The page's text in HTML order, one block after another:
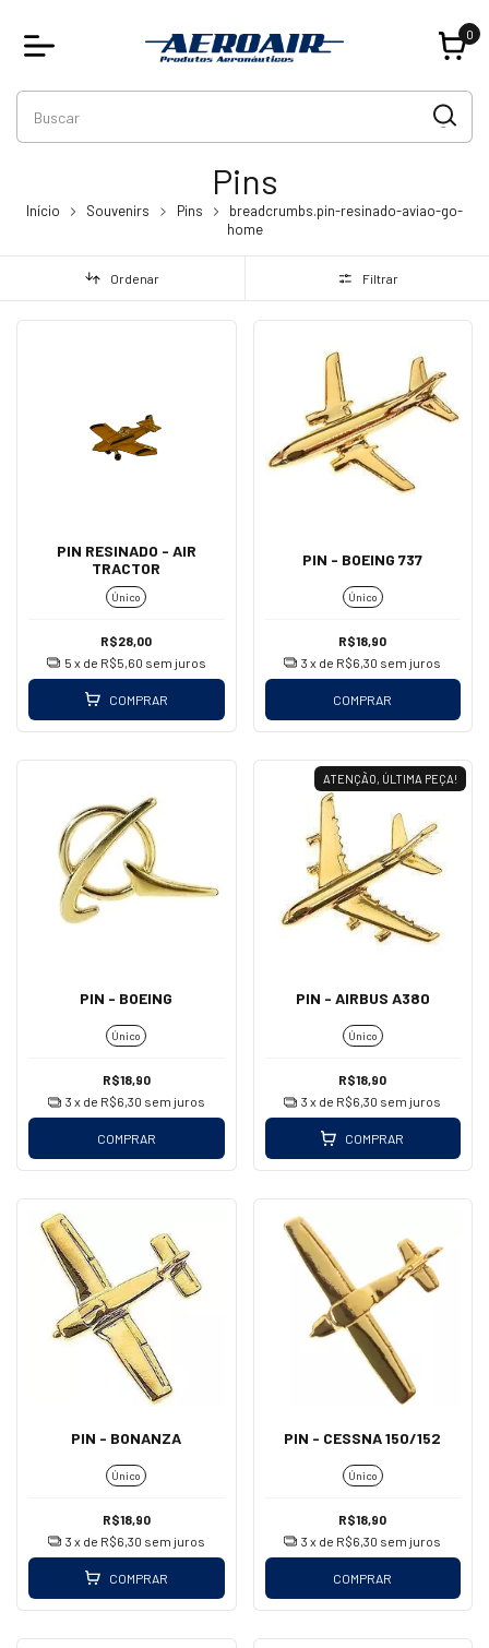
0
Pins
Início Souvenirs Pins
breadcrumbs.pin-resinado-aviao-go-
home
Ordenar Filtrar
PIN RESINADO - AIR
TRACTOR
Único
R$28,00
5 x de R$5,60 sem juros
COMPRAR
PIN - BOEING 737
Único
R$18,90
3 x de R$6,30 sem juros
COMPRAR
PIN - BOEING
Único
R$18,90
3 x de R$6,30 sem juros
COMPRAR
ATENÇÃO, ÚLTIMA PEÇA!
PIN - AIRBUS A380
Único
R$18,90
3 x de R$6,30 sem juros
COMPRAR
PIN - BONANZA
Único
R$18,90
3 x de R$6,30 sem juros
COMPRAR
PIN - CESSNA 150/152
Único
R$18,90
3 x de R$6,30 sem juros
COMPRAR